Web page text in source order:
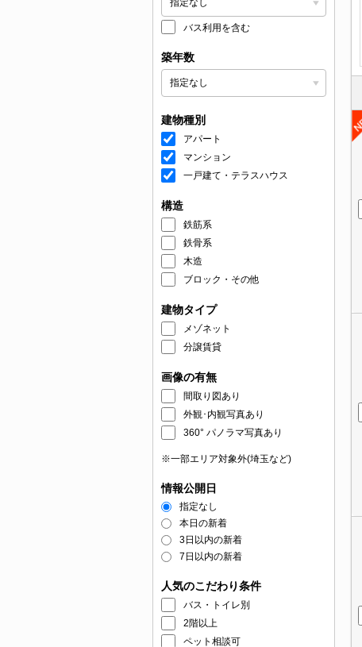
バス利用を含む
築年数
建物種別
アパート
マンション
一戸建て・テラスハウス
構造
鉄筋系
鉄骨系
木造
ブロック・その他
建物タイプ
メゾネット
分譲賃貸
画像の有無
間取り図あり
外観･内観写真あり
360° パノラマ写真あり
※一部エリア対象外(埼玉など)
情報公開日
指定なし
本日の新着
3日以内の新着
7日以内の新着
人気のこだわり条件
バス・トイレ別
2階以上
ペット相談可